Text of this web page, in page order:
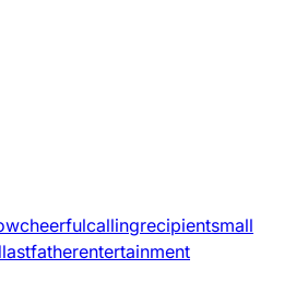
cheerfulcallingrecipientsmall
lastfatherentertainment